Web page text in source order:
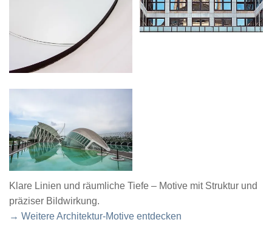
Klare Linien und räumliche Tiefe – Motive mit Struktur und
präziser Bildwirkung.
→ Weitere Architektur-Motive entdecken